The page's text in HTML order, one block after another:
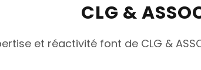
CLG &
et réactivité font de CLG &